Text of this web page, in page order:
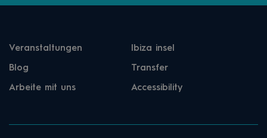
Veranstaltungen Ibiza insel
Blog Transfer
Arbeite mit uns Accessibility